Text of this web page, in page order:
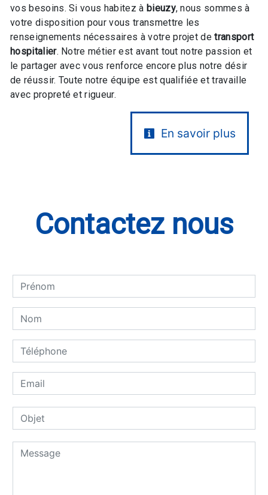
vos besoins. Si vous habitez à bieuzy, nous sommes à
votre disposition pour vous transmettre les
renseignements nécessaires à votre projet detransport
hospitalier. Notre métier est avant tout notre passion et
le partager avec vous renforce encore plus notre désir
de réussir. Toute notre équipe est qualifiée et travaille
avec propreté et rigueur.
En savoir plus
Contactez nous